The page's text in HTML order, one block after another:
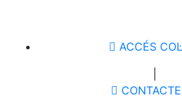
ACCÉS
CONTACTE